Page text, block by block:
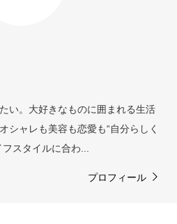
い。大好きなものに囲まれる生活
シャレも美容も恋愛も“自分らしく
スタイルに合わ...
プロフィール